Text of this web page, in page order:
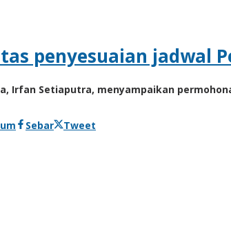
penyesuaian jadwal
Irfan Setiaputra, menyampaikan
Sebar
Tweet